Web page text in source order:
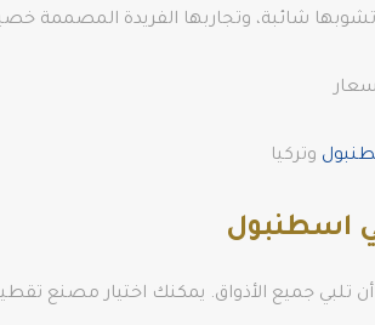
لا تشوبها شائبة، وتجاربها الفريدة
وتركيا
اسطنبول
تلبي جميع الأذواق. يمكنك اختيار مصنع